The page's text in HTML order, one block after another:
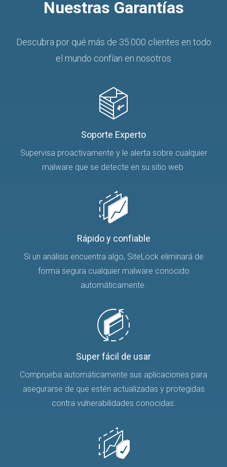
Nuestras Garantías
Descubra por qué más de 35.000 clientes en todo
el mundo confían en nosotros
Soporte Experto
Supervisa proactivamente y le alerta sobre cualquier
malware que se detecte en su sitio web.
Rápido y confiable
Si un análisis encuentra algo, SiteLock eliminará de
forma segura cualquier malware conocido
automáticamente.
Super fácil de usar
Comprueba automáticamente sus aplicaciones para
asegurarse de que estén actualizadas y protegidas
contra vulnerabilidades conocidas.